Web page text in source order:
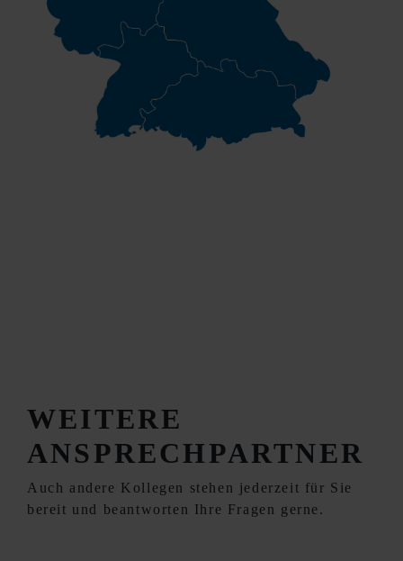
WEITERE
ANSPRECHPARTNER
Auch andere Kollegen stehen jederzeit für Sie
bereit und beantworten Ihre Fragen gerne.